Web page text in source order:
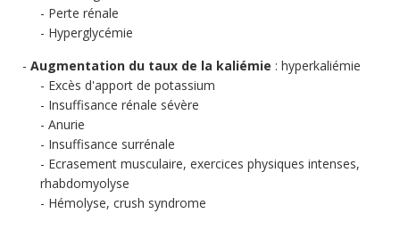
Perte rénale
Hyperglycémie
Augmentation du taux de la kaliémie : hyperkaliémie
Excès d'apport de potassium
Insuffisance rénale sévère
Anurie
Insuffisance surrénale
Ecrasement musculaire, exercices physiques intenses,
rhabdomyolyse
Hémolyse, crush syndrome